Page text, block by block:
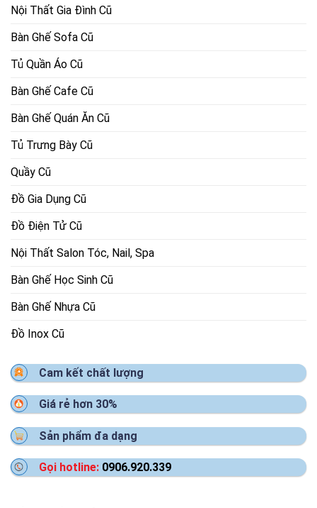
Nội Thất Gia Đình Cũ
Bàn Ghế Sofa Cũ
Tủ Quần Áo Cũ
Bàn Ghế Cafe Cũ
Bàn Ghế Quán Ăn Cũ
Tủ Trưng Bày Cũ
Quầy Cũ
Đồ Gia Dụng Cũ
Đồ Điện Tử Cũ
Nội Thất Salon Tóc, Nail, Spa
Bàn Ghế Học Sinh Cũ
Bàn Ghế Nhựa Cũ
Đồ Inox Cũ
Cam kết chất lượng
Giá rẻ hơn 30%
Sản phẩm đa dạng
Gọi hotline: 0906.920.339